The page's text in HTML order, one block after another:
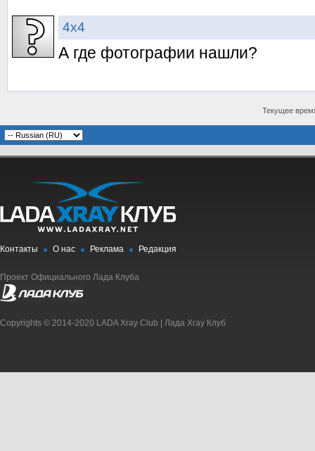
4х4
А где фотографии нашли?
Текущее
Контакты О нас Реклама Редакция
Проект Официального Лада Клуба
Copyrights © 2014-2020 LADA Xray Club | Лада Xray Клуб